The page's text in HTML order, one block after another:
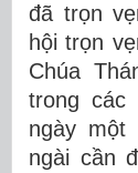
đã trọn
hội trọn
Chúa
trong các
ngày
ngài cần